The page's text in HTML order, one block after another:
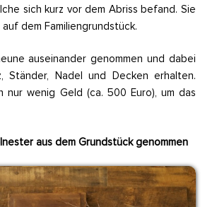
sich kurz vor dem Abriss befand. Sie
dem Familiengrundstück.
auseinander genommen und dabei
Ständer, Nadel und Decken erhalten.
nur wenig Geld (ca. 500 Euro), um das
aus dem Grundstück genommen